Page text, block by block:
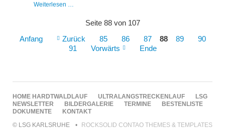
Weiterlesen …
wiederholt
HistorieSeite 88 von 107
Anfang
Zurück 85 86 87 88 89
90
91
Vorwärts Ende
NAVIGATION
ÜBERSPRINGEN
HOME HARDTWALDLAUF ULTRALANGSTRECKENLAUF
LSG
NEWSLETTER
BILDERGALERIE TERMINE
BESTENLISTE
DOKUMENTE
KONTAKT
© LSG KARLSRUHE
ROCKSOLID CONTAO THEMES & TEMPLATES